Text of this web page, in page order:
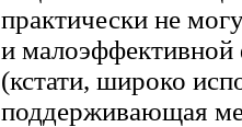
практически не
и малоэффективной
(кстати, широко
поддерживающая